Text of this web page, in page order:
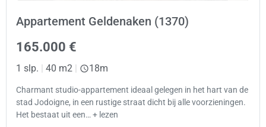
Appartement Geldenaken (1370)
165.000 €
1 slp. | 40 m2 | 18m
Charmant studio-appartement ideaal gelegen in het hart van de
stad Jodoigne, in een rustige straat dicht bij alle voorzieningen.
Het bestaat uit een… + lezen